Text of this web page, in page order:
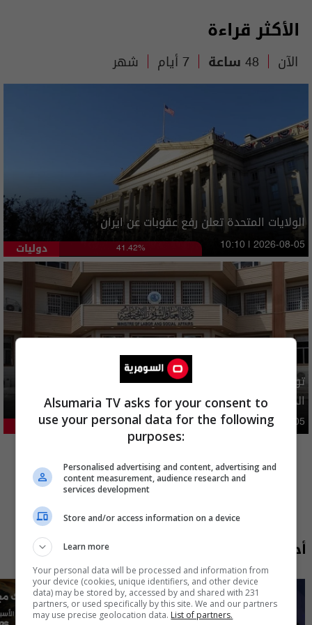
الأكثر قراءة
الآن 48 ساعة 7 أيام شهر
الولايات المتحدة تعلن رفع عقوبات عن ايران
دوليات 41.42% 10:10 | 2026-08-05
توضيح رسمي بشأن إلغاء شمول فئات من المستفيدين بإعانة
الحماية الاجتماعية
محليات 21.18% 05:43 | 2026-08-05
المزيد
أحدث الحلقات
Alsumaria TV asks for your consent to
use your personal data for the following
purposes:
Personalised advertising and content, advertising and
content measurement, audience research and
services development
Store and/or access information on a device
Learn more
Your personal data will be processed and information from
your device (cookies, unique identifiers, and other device
data) may be stored by, accessed by and shared with 231
partners, or used specifically by this site. We and our partners
may use precise geolocation data. List of partners.